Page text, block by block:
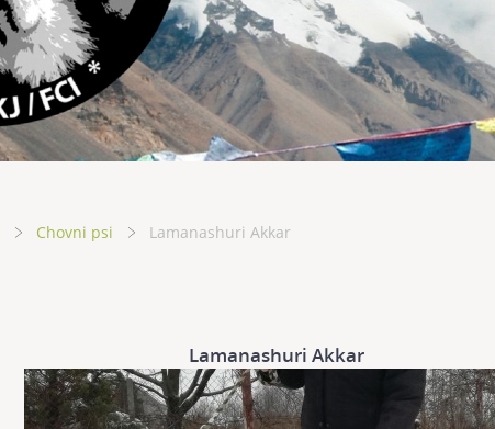
Chovni psi Lamanashuri Akkar
Lamanashuri Akkar